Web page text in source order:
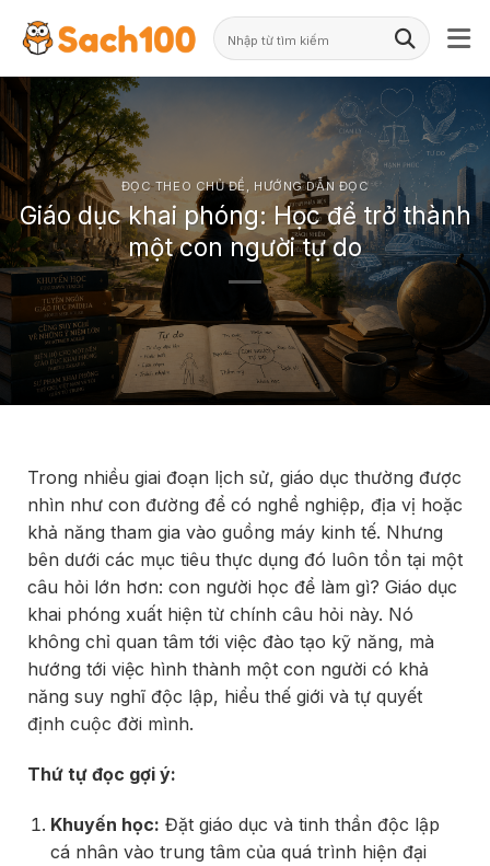
ĐỌC THEO CHỦ ĐỀ , HƯỚNG DẪN ĐỌC
Giáo dục khai phóng: Học để trở thành
một con người tự do
Trong nhiều giai đoạn lịch sử, giáo dục thường được
nhìn như con đường để có nghề nghiệp, địa vị hoặc
khả năng tham gia vào guồng máy kinh tế. Nhưng
bên dưới các mục tiêu thực dụng đó luôn tồn tại một
câu hỏi lớn hơn: con người học để làm gì? Giáo dục
khai phóng xuất hiện từ chính câu hỏi này. Nó
không chỉ quan tâm tới việc đào tạo kỹ năng, mà
hướng tới việc hình thành một con người có khả
năng suy nghĩ độc lập, hiểu thế giới và tự quyết
định cuộc đời mình.
Thứ tự đọc gợi ý:
Khuyến học: Đặt giáo dục và tinh thần độc lập
cá nhân vào trung tâm của quá trình hiện đại